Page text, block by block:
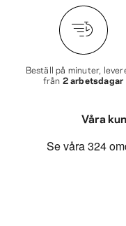
Beställ på minuter,
från 2 arbetsdagar
Våra